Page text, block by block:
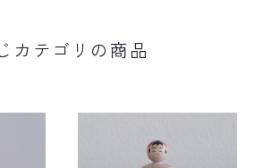
カテゴリの商品